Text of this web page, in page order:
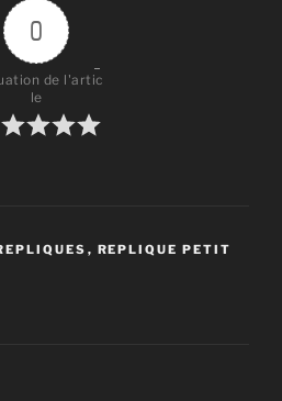
0
de l'artic
le
, REPLIQUE PETIT